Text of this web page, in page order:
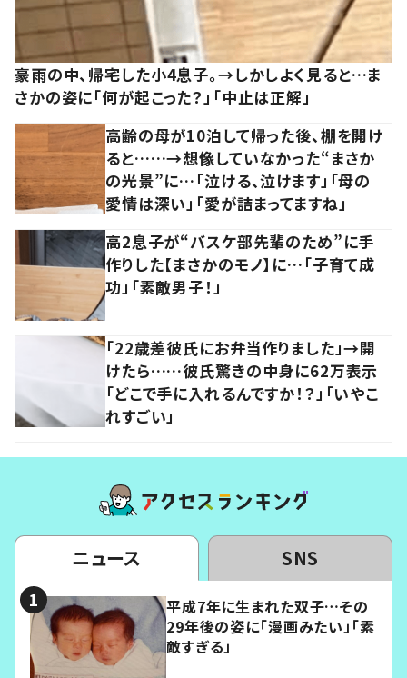
豪雨の中、帰宅した小4息子。→しかしよく見ると…ま
さかの姿に「何が起こった？」「中止は正解」
高齢の母が10泊して帰った後、棚を開け
ると……→想像していなかった“まさか
の光景”に…「泣ける、泣けます」「母の
愛情は深い」「愛が詰まってますね」
高2息子が“バスケ部先輩のため”に手
作りした【まさかのモノ】に…「子育て成
功」「素敵男子！」
「22歳差彼氏にお弁当作りました」→開
けたら……彼氏驚きの中身に62万表示
「どこで手に入れるんですか！？」「いやこ
れすごい」
ニュース SNS
平成7年に生まれた双子…その
29年後の姿に「漫画みたい」「素
敵すぎる」